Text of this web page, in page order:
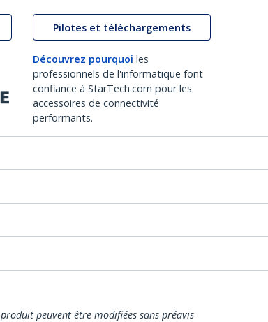
Pilotes et téléchargements
Découvrez pourquoi les
professionnels de l'informatique font
confiance à StarTech.com pour les
accessoires de connectivité
performants.
peuvent être modifiées sans préavis